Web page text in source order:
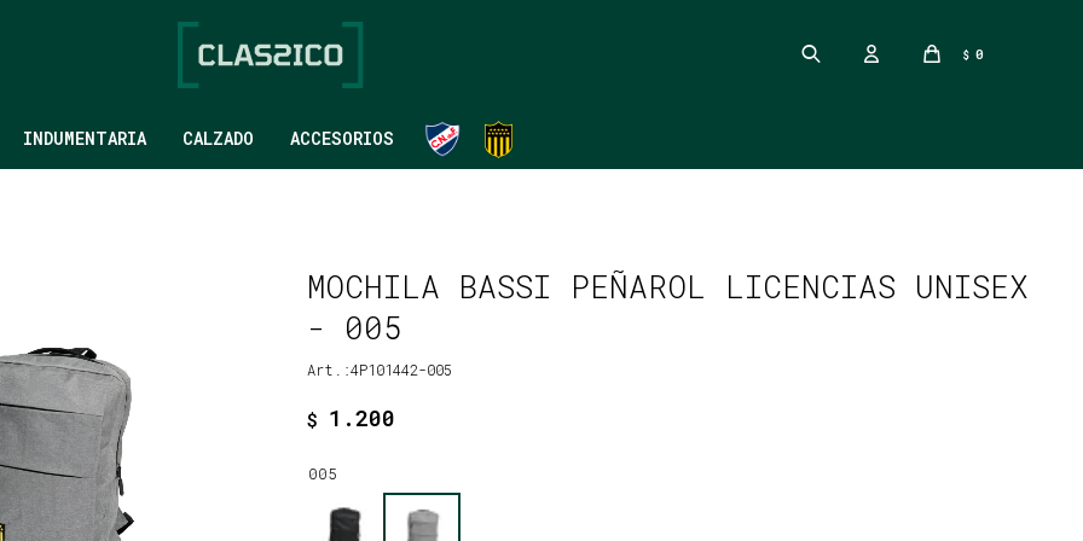
INDUMENTARIA CALZADO ACCESORIOS
$ 0
MOCHILA BASSI PEÑAROL LICENCIAS UNISEX
- 005
4P101442-005
$ 1.200
005